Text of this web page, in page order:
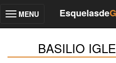
Toggle
MENU Esquelasde
BASILIO